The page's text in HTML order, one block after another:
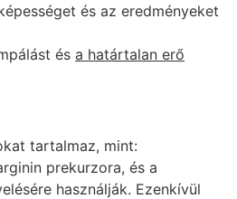
és az eredményeket
és a határtalan erő
tartalmaz, mint:
prekurzora, és a
használják. Ezenkívül